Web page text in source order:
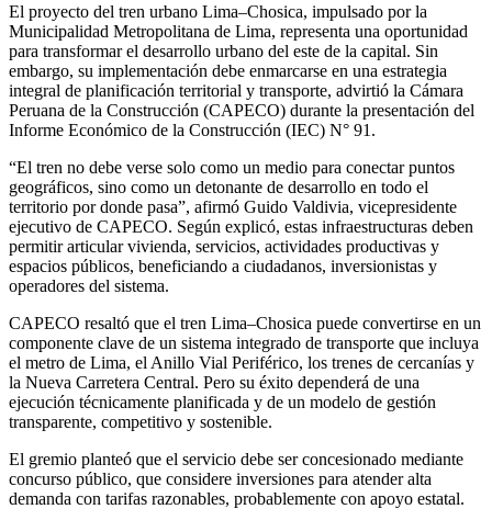
El proyecto del tren urbano Lima–Chosica, impulsado por la
Municipalidad Metropolitana de Lima, representa una oportunidad
para transformar el desarrollo urbano del este de la capital. Sin
embargo, su implementación debe enmarcarse en una estrategia
integral de planificación territorial y transporte, advirtió la Cámara
Peruana de la Construcción (CAPECO) durante la presentación del
Informe Económico de la Construcción (IEC) N° 91.
“El tren no debe verse solo como un medio para conectar puntos
geográficos, sino como un detonante de desarrollo en todo el
territorio por donde pasa”, afirmó Guido Valdivia, vicepresidente
ejecutivo de CAPECO. Según explicó, estas infraestructuras deben
permitir articular vivienda, servicios, actividades productivas y
espacios públicos, beneficiando a ciudadanos, inversionistas y
operadores del sistema.
CAPECO resaltó que el tren Lima–Chosica puede convertirse en un
componente clave de un sistema integrado de transporte que incluya
el metro de Lima, el Anillo Vial Periférico, los trenes de cercanías y
la Nueva Carretera Central. Pero su éxito dependerá de una
ejecución técnicamente planificada y de un modelo de gestión
transparente, competitivo y sostenible.
El gremio planteó que el servicio debe ser concesionado mediante
concurso público, que considere inversiones para atender alta
demanda con tarifas razonables, probablemente con apoyo estatal.